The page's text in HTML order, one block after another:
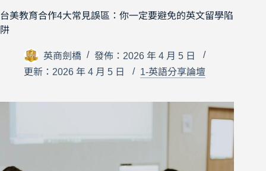
台美教育合作4大常見誤區：你一定要避免的英文留學陷
阱
英商劍橋
發佈：2026 年 4 月 5 日
更新：2026 年 4 月 5 日
1-英語分享論壇